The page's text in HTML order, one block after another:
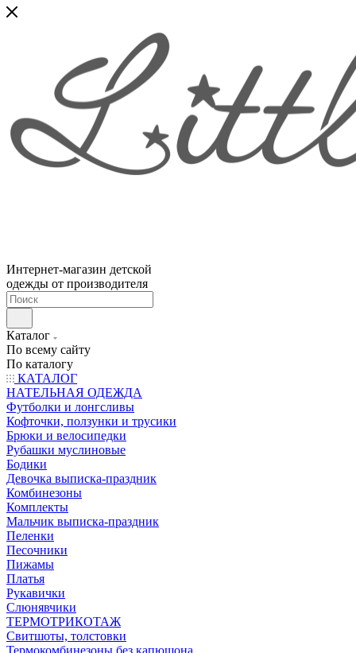
Интернет-магазин детской
одежды от производителя
Каталог
По всему сайту
По каталогу
КАТАЛОГ
НАТЕЛЬНАЯ ОДЕЖДА
Футболки и лонгсливы
Кофточки, ползунки и трусики
Брюки и велосипедки
Рубашки муслиновые
Бодики
Девочка выписка-праздник
Комбинезоны
Комплекты
Мальчик выписка-праздник
Пеленки
Песочники
Пижамы
Платья
Рукавички
Слюнявчики
ТЕРМОТРИКОТАЖ
Свитшоты, толстовки
Термокомбинезоны без капюшона